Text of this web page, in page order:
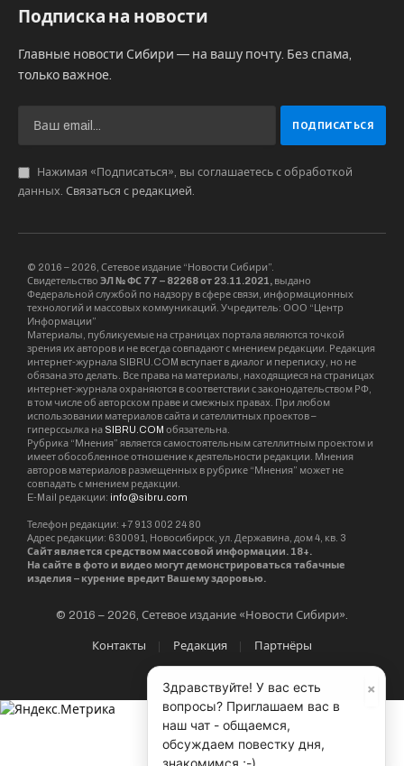
Подписка на новости
Главные новости Сибири — на вашу почту. Без спама,
только важное.
Нажимая «Подписаться», вы соглашаетесь с обработкой
данных. Связаться с редакцией.
© 2016 – 2026, Сетевое издание “Новости Сибири”.
Свидетельство ЭЛ № ФС 77 – 82268 от 23.11.2021, выдано
Федеральной службой по надзору в сфере связи, информационных
технологий и массовых коммуникаций. Учредитель: ООО “Центр
Информации”
Материалы, публикуемые на страницах портала являются точкой
зрения их авторов и не всегда совпадают с мнением редакции. Редакция
интернет-журнала SIBRU.COM вступает в диалог и переписку, но не
обязана это делать. Все права на материалы, находящиеся на страницах
интернет-журнала охраняются в соответствии с законодательством РФ,
в том числе об авторском праве и смежных правах. При любом
использовании материалов сайта и сателлитных проектов –
гиперссылка на SIBRU.COM обязательна.
Рубрика “Мнения” является самостоятельным сателлитным проектом и
имеет обособленное отношение к деятельности редакции. Мнения
авторов материалов размещенных в рубрике “Мнения” может не
совпадать с мнением редакции.
E-Mail редакции: info@sibru.com
Телефон редакции: +7 913 002 24 80
Адрес редакции: 630091, Новосибирск, ул. Державина, дом 4, кв. 3
Сайт является средством массовой информации. 18+.
На сайте в фото и видео могут демонстрироваться табачные
изделия – курение вредит Вашему здоровью.
© 2016 – 2026, Сетевое издание «Новости Сибири».
Контакты Редакция Партнёры
×
Здравствуйте! У вас есть
вопросы? Приглашаем вас в
наш чат - общаемся,
обсуждаем повестку дня,
знакомимся ;-)